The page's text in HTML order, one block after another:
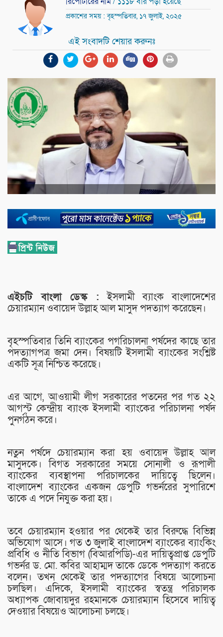
প্রকাশের সময় : বৃহস্পতিবার, ১৭ জুলাই, ২০২৫
এই সংবাদটি শেয়ার করুনঃ
এইচটি বাংলা ডেস্ক : ইসলামী ব্যাংক বাংলাদেশের
চেয়ারম্যান ওবায়েদ উল্লাহ আল মাসুদ পদত্যাগ করেছেন।
বৃহস্পতিবার তিনি ব্যাংকের পগরিচালনা পর্ষদের কাছে তার
পদত্যাগপত্র জমা দেন। বিষয়টি ইসলামী ব্যাংকের সংশ্লিষ্ট
একটি সূত্র নিশ্চিত করেছে।
এর আগে, আওয়ামী লীগ সরকারের পতনের পর গত ২২
আগস্ট কেন্দ্রীয় ব্যাংক ইসলামী ব্যাংকের পরিচালনা পর্ষদ
পুনর্গঠন করে।
নতুন পর্ষদে চেয়ারম্যান করা হয় ওবায়েদ উল্লাহ আল
মাসুদকে। বিগত সরকারের সময়ে সোনালী ও রূপালী
ব্যাংকের ব্যবস্থাপনা পরিচালকের দায়িত্বে ছিলেন।
বাংলাদেশ ব্যাংকের একজন ডেপুটি গভর্নরের সুপারিশে
তাকে এ পদে নিযুক্ত করা হয়।
তবে চেয়ারম্যান হওয়ার পর থেকেই তার বিরুদ্ধে বিভিন্ন
অভিযোগ আসে। গত ৩ জুলাই বাংলাদেশ ব্যাংকের ব্যাংকিং
প্রবিধি ও নীতি বিভাগ (বিআরপিডি)-এর দায়িত্বপ্রাপ্ত ডেপুটি
গভর্নর ড. মো. কবির আহাম্মদ তাকে ডেকে পদত্যাগ করতে
বলেন। তখন থেকেই তার পদত্যাগের বিষয়ে আলোচনা
চলছিল। এদিকে, ইসলামী ব্যাংকের স্বতন্ত্র পরিচালক
অধ্যাপক জোবায়দুর রহমানকে চেয়ারম্যান হিসেবে দায়িত্ব
দেওয়ার বিষয়েও আলোচনা চলছে।